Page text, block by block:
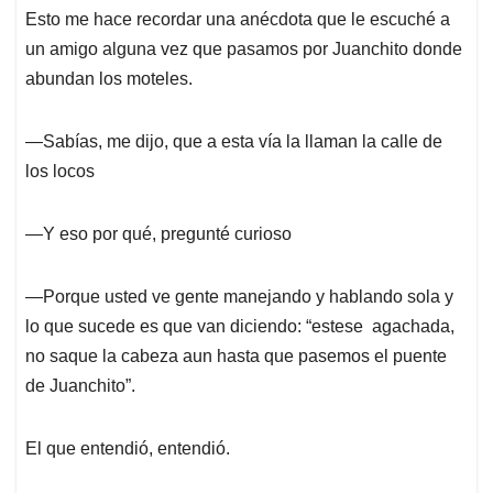
Esto me hace recordar una anécdota que le escuché a
un amigo alguna vez que pasamos por Juanchito donde
abundan los moteles.
—Sabías, me dijo, que a esta vía la llaman la calle de
los locos
—Y eso por qué, pregunté curioso
—Porque usted ve gente manejando y hablando sola y
lo que sucede es que van diciendo: “estese agachada,
no saque la cabeza aun hasta que pasemos el puente
de Juanchito”.
El que entendió, entendió.